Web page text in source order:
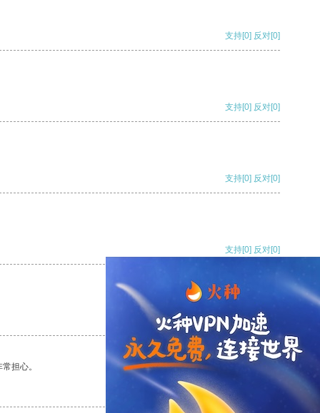
支持[0] 反对[0]
支持[0] 反对[0]
支持[0] 反对[0]
支持[0] 反对[0]
支持[0] 反对
担心。
支持